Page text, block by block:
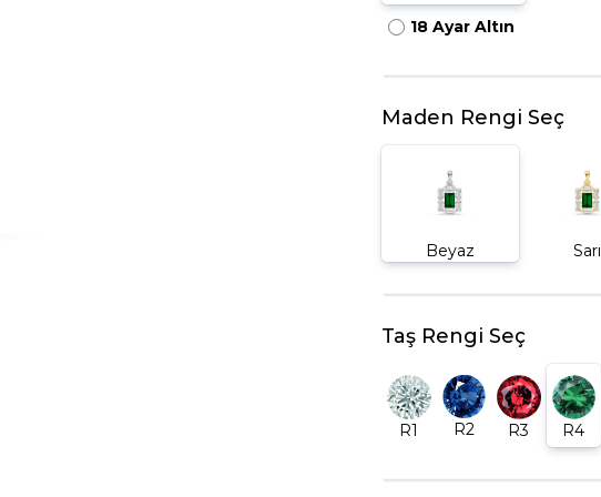
18 Ayar Altın
Maden Rengi Seç
Beyaz Sarı
Taş Rengi Seç
R1 R2 R3 R4